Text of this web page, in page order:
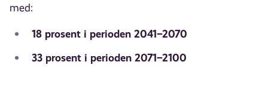
med:
18 prosent i perioden 2041–2070
33 prosent i perioden 2071–2100